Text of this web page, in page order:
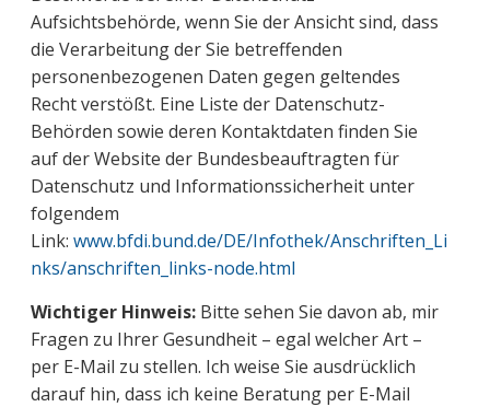
Aufsichtsbehörde, wenn Sie der Ansicht sind, dass
die Verarbeitung der Sie betreffenden
personenbezogenen Daten gegen geltendes
Recht verstößt. Eine Liste der Datenschutz-
Behörden sowie deren Kontaktdaten finden Sie
auf der Website der Bundesbeauftragten für
Datenschutz und Informationssicherheit unter
folgendem
Link: www.bfdi.bund.de/DE/Infothek/Anschriften_Li
nks/anschriften_links-node.html
Wichtiger Hinweis:Bitte sehen Sie davon ab, mir
Fragen zu Ihrer Gesundheit – egal welcher Art –
per E-Mail zu stellen. Ich weise Sie ausdrücklich
darauf hin, dass ich keine Beratung per E-Mail